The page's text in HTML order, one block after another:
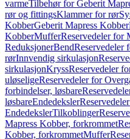
varmeTilbehør for Geberit
rør og fittingsKlammer for rør
KobberGeberit Mapress Kobber
KobberMufferReservedeler for
ReduksjonerBendReservedeler
rørInnvendig sirkulasjon
sirkulasjonKryssReservedeler
uløseligeReservedeler for
forbindelser, løsbare
løsbareEndedeksler
EndedekslerTilkoblinger
Mapress Kobber, forkrommet
Kobber, forkrommetMuffer